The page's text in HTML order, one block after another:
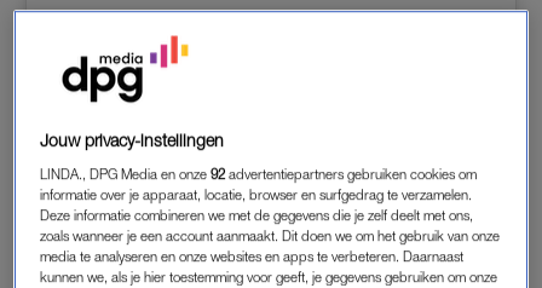
Dit bericht bekijken op Instagram
Jouw privacy-instellingen
LINDA., DPG Media en onze92 advertentiepartners gebruiken cookies om
informatie over je apparaat, locatie, browser en surfgedrag te verzamelen.
Deze informatie combineren we met de gegevens die je zelf deelt met ons,
zoals wanneer je een account aanmaakt. Dit doen we om het gebruik van onze
media te analyseren en onze websites en apps te verbeteren. Daarnaast
kunnen we, als je hier toestemming voor geeft, je gegevens gebruiken om onze